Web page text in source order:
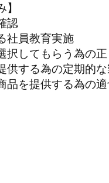
認
社員教育実施
択してもらう為の
供する為の定期的
品を提供する為の